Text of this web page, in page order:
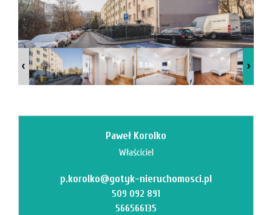
Paweł Korolko
Właściciel
p.korolko@gotyk-nieruchomosci.pl
509 092 891
566566135